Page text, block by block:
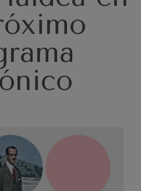
J. C. Arriaga: Los esclavos
J. C. Arriaga
Joseph Haydn: Sinfonía nº83
El cant dels ocells
Popular / Pau Casals
Franz Schmidt: Sinfonía nº4
Franz Schmidt
Johannes Brahms: Sinfonía
nº2
Johannes Brahms
Antonin Dvorak: Sinfonía nº6
Antonin Dvorak